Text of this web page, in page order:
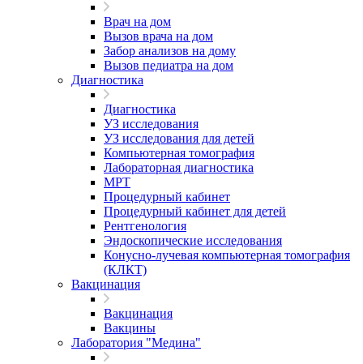
Врач на дом
Вызов врача на дом
Забор анализов на дому
Вызов педиатра на дом
Диагностика
Диагностика
УЗ исследования
УЗ исследования для детей
Компьютерная томография
Лабораторная диагностика
МРТ
Процедурный кабинет
Процедурный кабинет для детей
Рентгенология
Эндоскопические исследования
Конусно-лучевая компьютерная томография
(КЛКТ)
Вакцинация
Вакцинация
Вакцины
Лаборатория "Медина"